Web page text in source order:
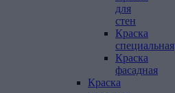
для
стен
Краска
специальная
Краска
фасадная
Краска